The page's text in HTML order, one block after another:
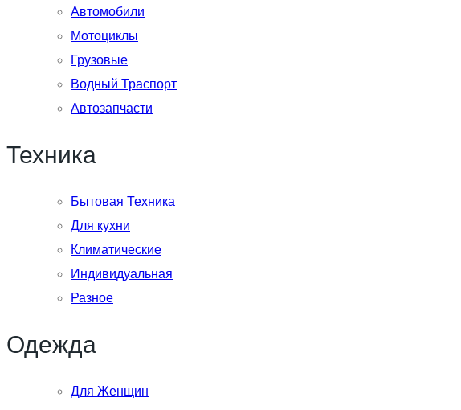
Автомобили
Мотоциклы
Грузовые
Водный Траспорт
Автозапчасти
Техника
Бытовая Техника
Для кухни
Климатические
Индивидуальная
Разное
Одежда
Для Женщин